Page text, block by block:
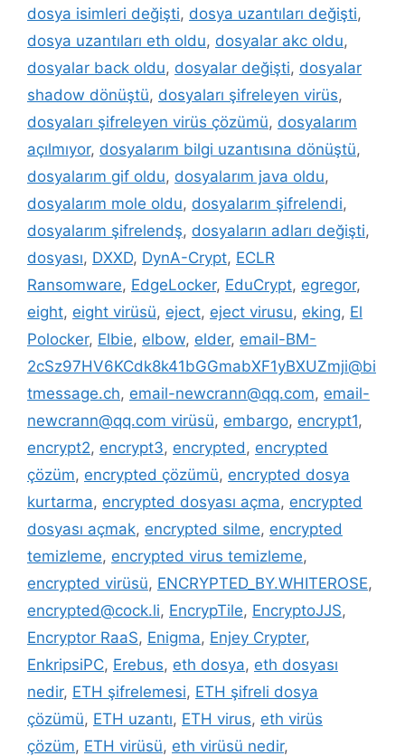
dosya isimleri değişti, dosya uzantıları değişti,
dosya uzantıları eth oldu, dosyalar akc oldu,
dosyalar back oldu, dosyalar değişti, dosyalar
shadow dönüştü, dosyaları şifreleyen virüs,
dosyaları şifreleyen virüs çözümü, dosyalarım
açılmıyor, dosyalarım bilgi uzantısına dönüştü,
dosyalarım gif oldu, dosyalarım java oldu,
dosyalarım mole oldu, dosyalarım şifrelendi,
dosyalarım şifrelendş, dosyaların adları değişti,
dosyası, DXXD, DynA-Crypt, ECLR
Ransomware, EdgeLocker, EduCrypt, egregor,
eight, eight virüsü, eject, eject virusu, eking, El
Polocker, Elbie, elbow, elder, email-BM-
2cSz97HV6KCdk8k41bGGmabXF1yBXUZmji@bi
tmessage.ch, email-newcrann@qq.com, email-
newcrann@qq.com virüsü, embargo, encrypt1,
encrypt2, encrypt3, encrypted, encrypted
çözüm, encrypted çözümü, encrypted dosya
kurtarma, encrypted dosyası açma, encrypted
dosyası açmak, encrypted silme, encrypted
temizleme, encrypted virus temizleme,
encrypted virüsü, ENCRYPTED_BY.WHITEROSE,
encrypted@cock.li, EncrypTile, EncryptoJJS,
Encryptor RaaS, Enigma, Enjey Crypter,
EnkripsiPC, Erebus, eth dosya, eth dosyası
nedir, ETH şifrelemesi, ETH şifreli dosya
çözümü, ETH uzantı, ETH virus, eth virüs
çözüm, ETH virüsü, eth virüsü nedir,